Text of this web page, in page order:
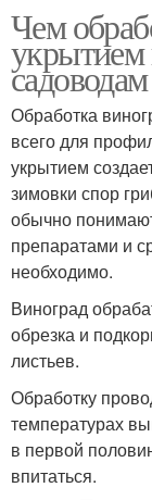
Чем
укрытием
садоводам
Обработка
всего для
укрытием
зимовки спор
обычно
препаратами и
необходимо.
Виноград
обрезка и
листьев.
Обработку
температурах
в первой
впитаться.